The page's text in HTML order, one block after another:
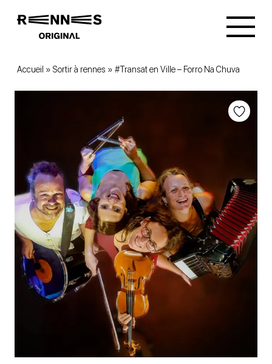
Accueil » Sortir à rennes » #Transat en Ville – Forro Na Chuva